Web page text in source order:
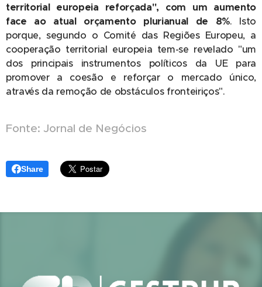
territorial europeia reforçada", com um aumento
face ao atual orçamento plurianual de 8%. Isto
porque, segundo o Comité das Regiões Europeu, a
cooperação territorial europeia tem-se revelado "um
dos principais instrumentos políticos da UE para
promover a coesão e reforçar o mercado único,
através da remoção de obstáculos fronteiriços".
Fonte: Jornal de Negócios
Share